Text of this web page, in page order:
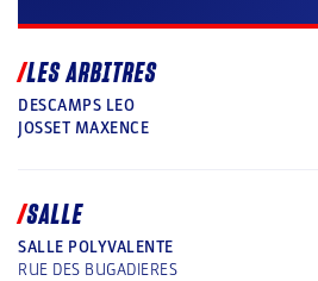
LES ARBITRES
DESCAMPS LEO
JOSSET MAXENCE
SALLE
SALLE POLYVALENTE
RUE DES BUGADIERES